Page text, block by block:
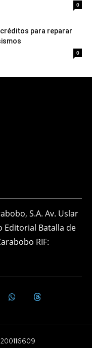
0
para reparar
0
S.A. Av. Uslar
Editorial Batalla de
RIF: